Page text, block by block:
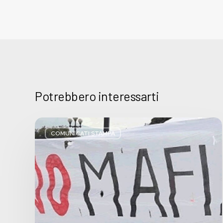
Potrebbero interessarti
COMUNICATI STAMPA
Basta
bugie,
Regione
Lombardia
pratica
l’antimafia
solo
a
parole